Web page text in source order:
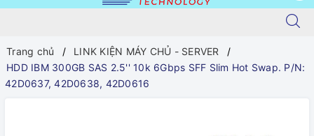
Trang chủ
LINK KIỆN MÁY CHỦ - SERVER
HDD IBM 300GB SAS 2.5'' 10k 6Gbps SFF Slim Hot Swap. P/N:
42D0637, 42D0638, 42D0616